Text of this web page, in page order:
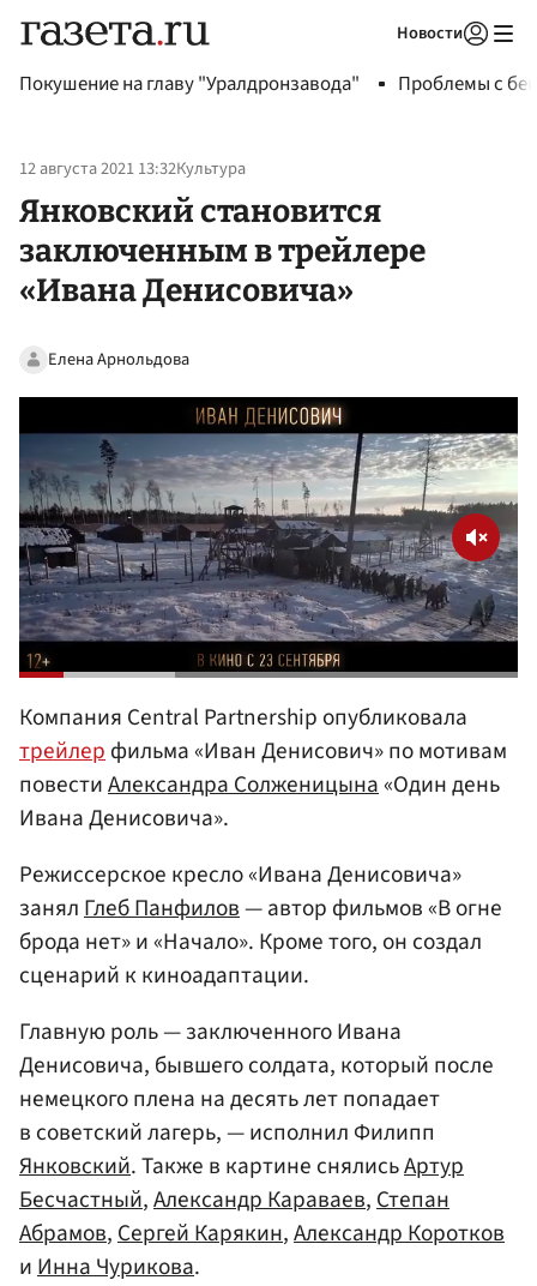
Новости
Покушение на главу "Уралдронзавода" Проблемы с
12 августа 2021 13:32Культура
Янковский становится
заключенным в трейлере
«Ивана Денисовича»
Елена Арнольдова
Компания Central Partnership опубликовала
трейлерфильма «Иван Денисович» по мотивам
повестиАлександра Солженицына«Один день
Ивана Денисовича».
Режиссерское кресло «Ивана Денисовича»
занялГлеб Панфилов— автор фильмов «В огне
брода нет» и «Начало». Кроме того, он создал
сценарий к киноадаптации.
Главную роль — заключенного Ивана
Денисовича, бывшего солдата, который после
немецкого плена на десять лет попадает
в советский лагерь, — исполнил Филипп
Янковский. Также в картине снялисьАртур
Бесчастный,Александр Караваев,Степан
Абрамов,Сергей Карякин,Александр Коротков
иИнна Чурикова.